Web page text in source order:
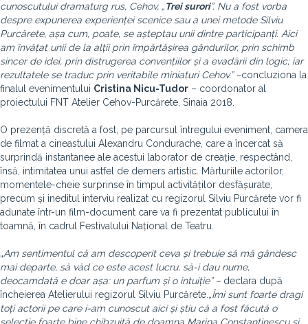
cunoscutului dramaturg rus, Cehov, „Trei surori”. Nu a fost vorba
despre expunerea experienței scenice sau a unei metode Silviu
Purcărete, așa cum, poate, se așteptau unii dintre participanți. Aici
am învățat unii de la alții prin împărtășirea gândurilor, prin schimb
sincer de idei, prin distrugerea convențiilor și a evadării din logic; iar
rezultatele se traduc prin veritabile miniaturi Cehov.” –concluziona la
finalul evenimentului Cristina Nicu-Tudor – coordonator al
proiectului FNT Atelier Cehov-Purcărete, Sinaia 2018.
O prezență discretă a fost, pe parcursul întregului eveniment, camera
de filmat a cineastului Alexandru Condurache, care a încercat să
surprindă instantanee ale acestui laborator de creație, respectând,
însă, intimitatea unui astfel de demers artistic. Mărturiile actorilor,
momentele-cheie surprinse în timpul activităților desfășurate,
precum și ineditul interviu realizat cu regizorul Silviu Purcărete vor fi
adunate într-un film-document care va fi prezentat publicului în
toamnă, în cadrul Festivalului Național de Teatru.
„Am sentimentul că am descoperit ceva și trebuie să mă gândesc
mai departe, să văd ce este acest lucru, să-i dau nume,
deocamdată e doar așa: un parfum și o intuiție” – declara după
încheierea Atelierului regizorul Silviu Purcărete. „Îmi sunt foarte dragi
toți actorii pe care i-am cunoscut aici și știu că a fost făcută o